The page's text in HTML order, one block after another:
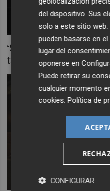
‘Superestar’:
telebasura?
del dispositivo. Sus
solo a este sitio
pueden basarse en
lugar del
oponerse en
Puede retirar su
cualquier momento
cookies.Política de
CONFIGURAR